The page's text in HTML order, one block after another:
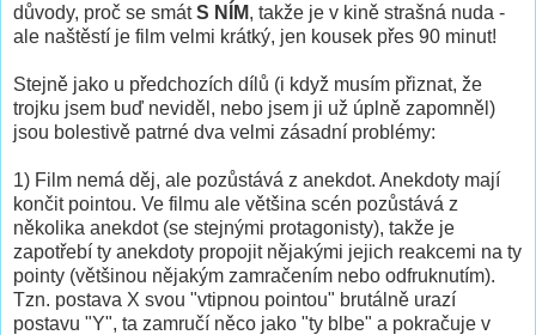
důvody, proč se smátS NÍM, takže je v kině strašná nuda -
ale naštěstí je film velmi krátký, jen kousek přes 90 minut!
Stejně jako u předchozích dílů (i když musím přiznat, že
trojku jsem buď neviděl, nebo jsem ji už úplně zapomněl)
jsou bolestivě patrné dva velmi zásadní problémy:
1) Film nemá děj, ale pozůstává z anekdot. Anekdoty mají
končit pointou. Ve filmu ale většina scén pozůstává z
několika anekdot (se stejnými protagonisty), takže je
zapotřebí ty anekdoty propojit nějakými jejich reakcemi na ty
pointy (většinou nějakým zamračením nebo odfruknutím).
Tzn. postava X svou "vtipnou pointou" brutálně urazí
postavu "Y", ta zamručí něco jako "ty blbe" a pokračuje v